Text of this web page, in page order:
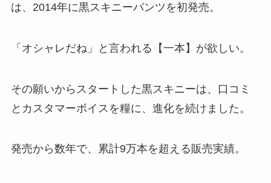
は、2014年に黒スキニーパンツを初発売。
「オシャレだね」と言われる【一本】が欲しい。
その願いからスタートした黒スキニーは、口コミ
とカスタマーボイスを糧に、進化を続けました。
発売から数年で、累計9万本を超える販売実績。